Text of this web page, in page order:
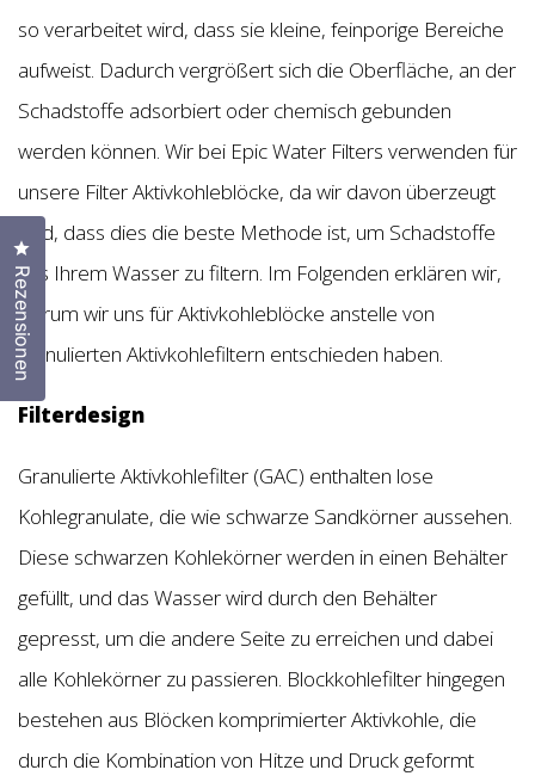
so verarbeitet wird, dass sie kleine, feinporige Bereiche
aufweist. Dadurch vergrößert sich die Oberfläche, an der
Schadstoffe adsorbiert oder chemisch gebunden
werden können. Wir bei Epic Water Filters verwenden für
unsere Filter Aktivkohleblöcke, da wir davon überzeugt
sind, dass dies die beste Methode ist, um Schadstoffe
aus Ihrem Wasser zu filtern. Im Folgenden erklären wir,
warum wir uns für Aktivkohleblöcke anstelle von
granulierten Aktivkohlefiltern entschieden haben.
Filterdesign
Granulierte Aktivkohlefilter (GAC) enthalten lose
Kohlegranulate, die wie schwarze Sandkörner aussehen.
Diese schwarzen Kohlekörner werden in einen Behälter
gefüllt, und das Wasser wird durch den Behälter
gepresst, um die andere Seite zu erreichen und dabei
alle Kohlekörner zu passieren. Blockkohlefilter hingegen
bestehen aus Blöcken komprimierter Aktivkohle, die
durch die Kombination von Hitze und Druck geformt
Rezensionen
Klicken Sie, um den Bewertungsdialog zu öffnen